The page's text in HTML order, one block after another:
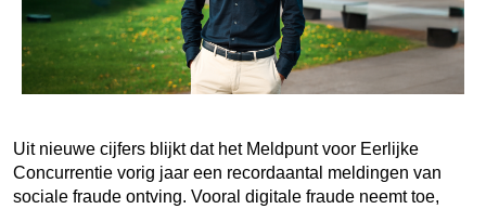
Uit nieuwe cijfers blijkt dat het Meldpunt voor Eerlijke
Concurrentie vorig jaar een recordaantal meldingen van
sociale fraude ontving. Vooral digitale fraude neemt toe,